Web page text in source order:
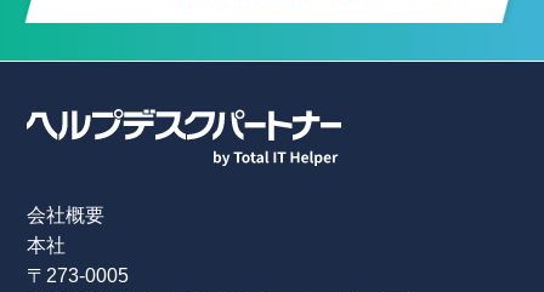
会社概要
本社
〒273-0005